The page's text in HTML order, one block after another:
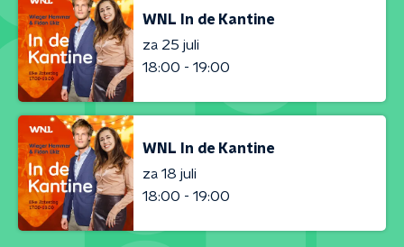
WNL In de Kantine
za 25 juli
18:00 - 19:00
WNL In de Kantine
za 18 juli
18:00 - 19:00